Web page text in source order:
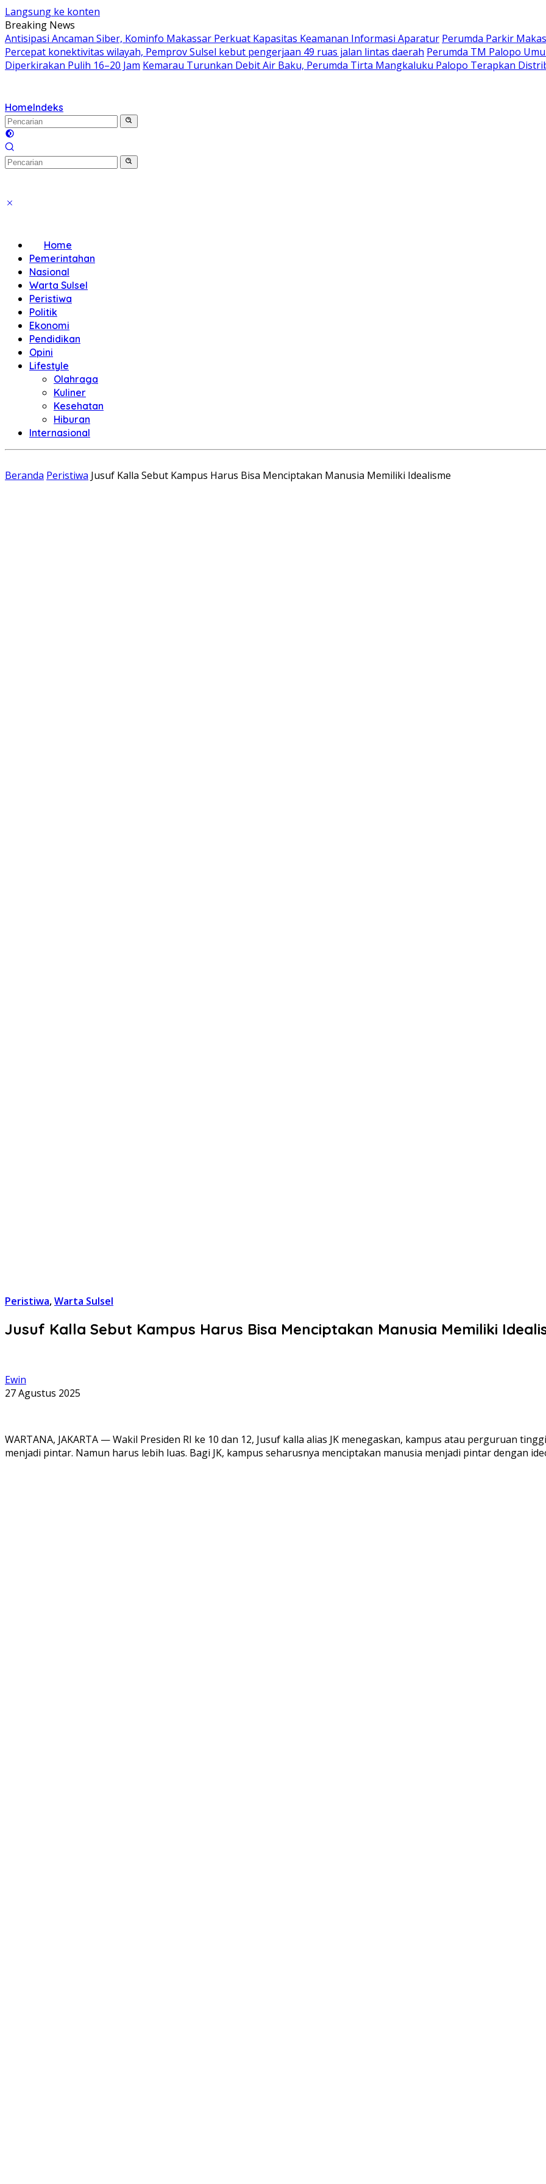
Langsung ke konten
Breaking News
Antisipasi Ancaman Siber, Kominfo Makassar Perkuat Kapasitas Keamanan Informasi Aparatur Perumda Parkir
Percepat konektivitas wilayah, Pemprov Sulsel kebut pengerjaan 49 ruas jalan lintas daerah Perumda TM Palopo
Diperkirakan Pulih 16–20 Jam Kemarau Turunkan Debit Air Baku, Perumda Tirta Mangkaluku Palopo Terapkan
HomeIndeks
Home
Pemerintahan
Nasional
Warta Sulsel
Peristiwa
Politik
Ekonomi
Pendidikan
Opini
Lifestyle
Olahraga
Kuliner
Kesehatan
Hiburan
Internasional
Beranda Peristiwa Jusuf Kalla Sebut Kampus Harus Bisa Menciptakan Manusia Memiliki Idealisme
Peristiwa,Warta Sulsel
Jusuf Kalla Sebut Kampus Harus Bisa Menciptakan Manusia Memiliki
Ewin
27 Agustus 2025
WARTANA, JAKARTA — Wakil Presiden RI ke 10 dan 12, Jusuf kalla alias JK menegaskan, kampus atau perguruan
menjadi pintar. Namun harus lebih luas. Bagi JK, kampus seharusnya menciptakan manusia menjadi pintar dengan